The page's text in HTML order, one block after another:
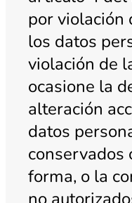
por violación
los datos
violación de
ocasione la
alteración
datos
conservados
forma, o la